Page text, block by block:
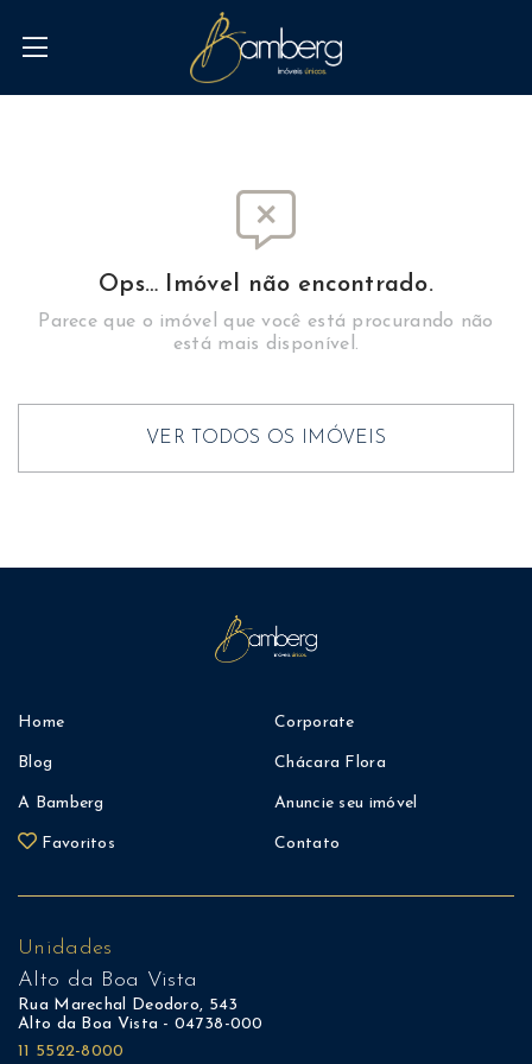
Ops… Imóvel não encontrado.
Parece que o imóvel que você está procurando não
está mais disponível.
VER TODOS OS IMÓVEIS
Home
Blog
A Bamberg
Favoritos
Corporate
Chácara Flora
Anuncie seu imóvel
Contato
Unidades
Alto da Boa Vista
Rua Marechal Deodoro, 543
Alto da Boa Vista - 04738-000
11 5522-8000